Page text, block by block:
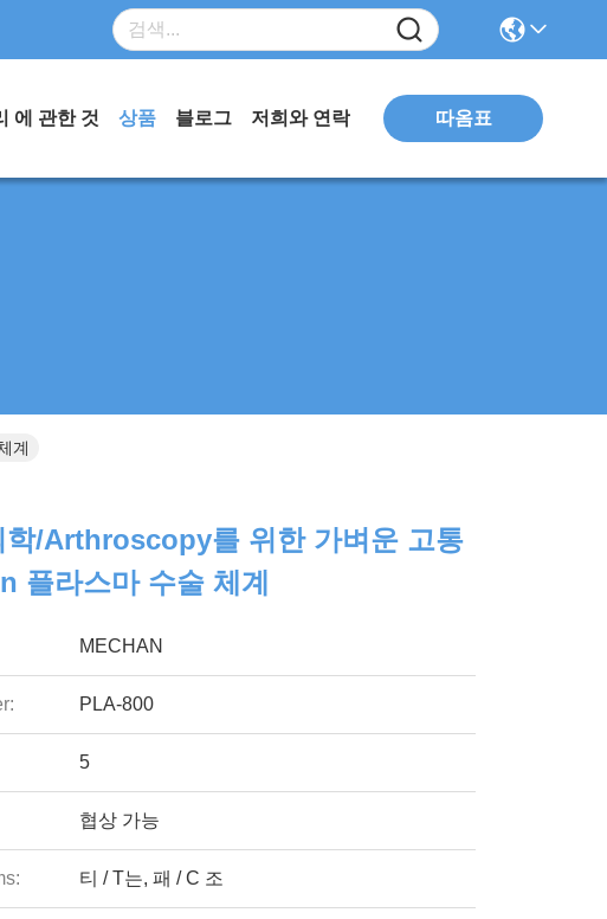
에 관한 것 상품 블로그 저희와 연락 따옴표
계
학/Arthroscopy를 위한 가벼운 고통
플라스마 수술 체계
MECHAN
PLA-800
5
협상 가능
티 / T는, 패 / C 조